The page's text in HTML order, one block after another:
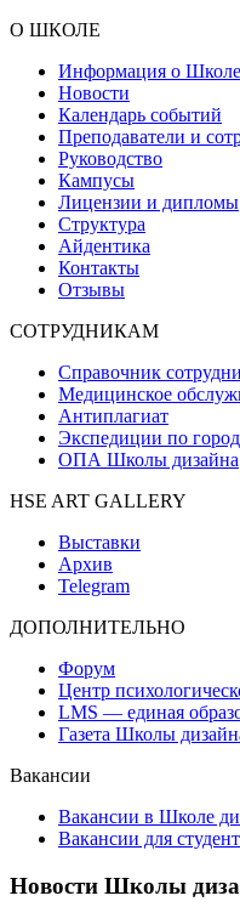
О ШКОЛЕ
Информация о Школе
Новости
Календарь событий
Преподаватели и
Руководство
Кампусы
Лицензии и дипломы
Структура
Айдентика
Контакты
Отзывы
СОТРУДНИКАМ
Справочник
Медицинское
Антиплагиат
Экспедиции по
ОПА Школы дизайна
HSE ART GALLERY
Выставки
Архив
Telegram
ДОПОЛНИТЕЛЬНО
Форум
Центр
LMS — единая
Газета Школы
Вакансии
Вакансии в Школе
Вакансии для
Новости Школы